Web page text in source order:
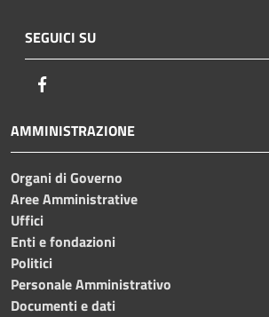
SEGUICI SU
AMMINISTRAZIONE
Organi di Governo
Aree Amministrative
Uffici
Enti e fondazioni
Politici
Personale Amministrativo
Documenti e dati